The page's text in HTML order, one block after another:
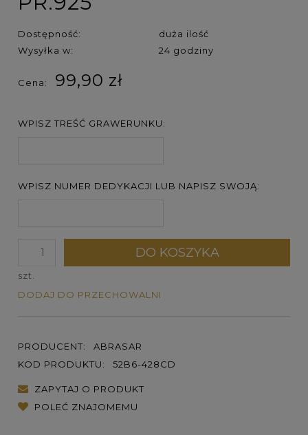
Dostępność:
duża ilość
Wysyłka w:
24 godziny
Cena: 99,90 zł
WPISZ TREŚĆ GRAWERUNKU:
WPISZ NUMER DEDYKACJI LUB NAPISZ SWOJĄ:
szt.
DO KOSZYKA
DODAJ DO PRZECHOWALNI
PRODUCENT:
ABRASAR
KOD PRODUKTU:
52B6-428CD
ZAPYTAJ O PRODUKT
POLEĆ ZNAJOMEMU